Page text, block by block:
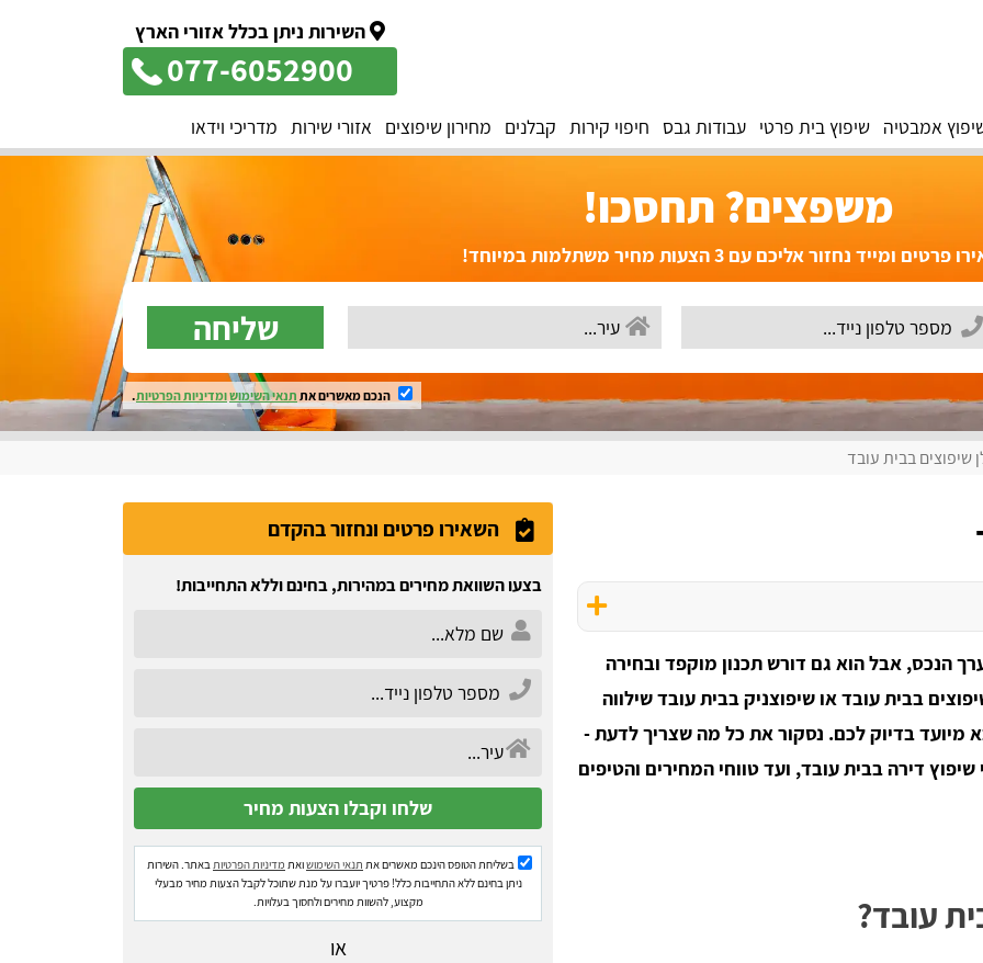
השירות ניתן בכלל אזורי הארץ
077-6052900
אמבטיה שיפוץ בית פרטי עבודות גבס חיפוי קירות קבלנים מחירון שיפוצים אזורי שירות מדריכי וידאו
משפצים? תחסכו!
ומייד נחזור אליכם עם 3 הצעות מחיר משתלמות במיוחד!
שליחה
הנכם מאשרים את תנאי השימושומדיניות הפרטיות.
שיפוצים בבית עובד
הנכס, אבל הוא גם דורש תכנון מוקפד ובחירה
בבית עובד או שיפוצניק בבית עובד שילווה
בדיוק לכם. נסקור את כל מה שצריך לדעת -
דירה בבית עובד, ועד טווחי המחירים והטיפים
עובד?
השאירו פרטים ונחזור בהקדם
בצעו השוואת מחירים במהירות, בחינם וללא התחייבות!
בשליחת הטופס הינכם מאשרים את תנאי השימושואת מדיניות הפרטיותבאתר. השירות
ניתן בחינם ללא התחייבות כלל! פרטיך יועברו על מנת שתוכל לקבל הצעות מחיר מבעלי
מקצוע, להשוות מחירים ולחסוך בעלויות.
או